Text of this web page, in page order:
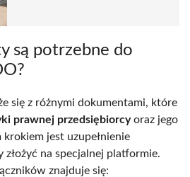
są potrzebne do
się z różnymi dokumentami, które
prawnej przedsiębiorcyoraz jego
krokiem jest uzupełnienie
na specjalnej platformie.
znajduje się: